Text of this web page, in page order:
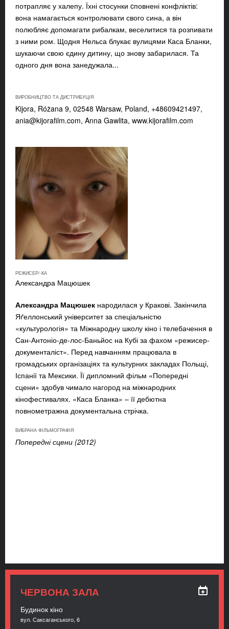
потрапляє у халепу. Їхні стосунки cповнені конфліктів:
вона намагається контролювати свого сина, а він
полюбляє допомагати рибалкам, веселитися та розпивати
з ними ром. Щодня Нельса блукає вулицями Каса Бланки,
шукаючи свою єдину дитину, що знову забарилася. Та
одного дня вона занедужала...
ВИРОБНИЦТВО ТА ДИСТРИБУЦІЯ
Kijora, Różana 9, 02548 Warsaw, Poland, +48609421497,
ania@kijorafilm.com, Anna Gawlita, www.kijorafilm.com
РЕЖИСЕР/-КА
Александра Мацюшек
Александра Мацюшек народилася у Кракові. Закінчила
Яґеллонський університет за спеціальністю
«культурологія» та Міжнародну школу кіно і телебачення в
Сан-Антоніо-де-лос-Баньйос на Кубі за фахом «режисер-
документаліст». Перед навчанням працювала в
громадських організаціях та культурних закладах Польщі,
Іспанії та Мексики. Її дипломний фільм «Попередні
сцени» здобув чимало нагород на міжнародних
кінофестивалях. «Каса Бланка» – її дебютна
повнометражна документальна стрічка.
ВИБРАНА ФІЛЬМОГРАФІЯ
Попередні сцени (2012)
ЧЕРВОНА ЗАЛА
Будинок кіно
вул. Саксаганського, 6